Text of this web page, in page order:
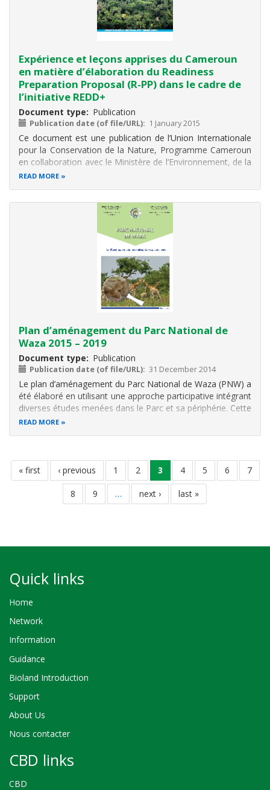
Expérience et leçons apprises du Cameroun
en matière d’élaboration du Readiness
Preparation Proposal (R-PP) dans le cadre de
l’initiative REDD+
Document type Publication
Publication date (of file/URL) 1 January 2015
Ce document est une publication de l’Union Internationale
pour la Conservation de la Nature, Programme Cameroun
en collaboration avec le Ministère de l’Environnement, de la
Protection de la Nature et du Développement Durable.
READ MORE
Plan d’aménagement du Parc National de
Waza 2015 – 2019
Document type Publication
Publication date (of file/URL) 31 December 2014
Le plan d’aménagement du Parc National de Waza (PNW) a
été élaboré en utilisant une approche participative intégrant
diverses études menées dans le Parc et sa périphérie. Cette
approche intégrait l’ensemble des parties prenantes en vue
READ MORE
Pagination
first
page
« first
previous
page
‹ previous page
1 page
2
current
page
3 page
4 page
5 page
6 page
7
page
8 page
9 …
next
page
next ›
last
page
last »
Quick links
Home
Network
Information
Guidance
Bioland Introduction
Support
About Us
Nous contacter
CBD links
CBD